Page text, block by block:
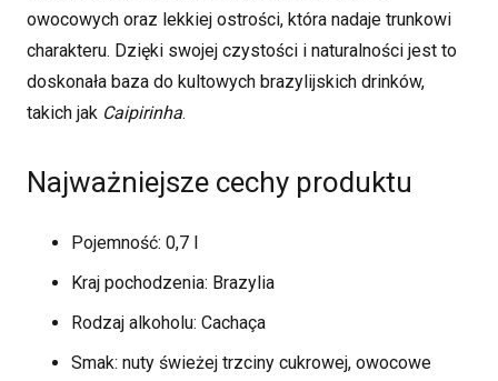
owocowych oraz lekkiej ostrości, która nadaje trunkowi
charakteru. Dzięki swojej czystości i naturalności jest to
doskonała baza do kultowych brazylijskich drinków,
takich jak Caipirinha.
Najważniejsze cechy produktu
Pojemność: 0,7 l
Kraj pochodzenia: Brazylia
Rodzaj alkoholu: Cachaça
Smak: nuty świeżej trzciny cukrowej, owocowe